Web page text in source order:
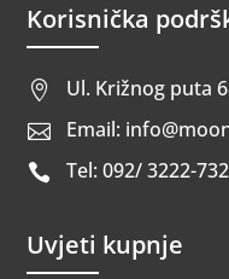
Korisnička
 Ul. Križnog puta
 Email:
 Tel: 092/ 3222-
Uvjeti kupnje